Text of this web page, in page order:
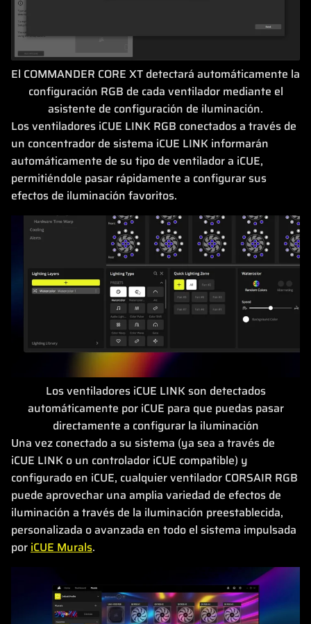
El COMMANDER CORE XT detectará automáticamente la
configuración RGB de cada ventilador mediante el
asistente de configuración de iluminación.
Los ventiladores iCUE LINK RGB conectados a través de
un concentrador de sistema iCUE LINK informarán
automáticamente de su tipo de ventilador a iCUE,
permitiéndole pasar rápidamente a configurar sus
efectos de iluminación favoritos.
Los ventiladores iCUE LINK son detectados
automáticamente por iCUE para que puedas pasar
directamente a configurar la iluminación
Una vez conectado a su sistema (ya sea a través de
iCUE LINK o un controlador iCUE compatible) y
configurado en iCUE, cualquier ventilador CORSAIR RGB
puede aprovechar una amplia variedad de efectos de
iluminación a través de la iluminación preestablecida,
personalizada o avanzada en todo el sistema impulsada
poriCUE Murals.